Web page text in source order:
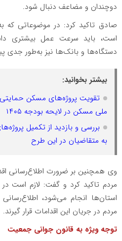
دوچندان و مضاعف دنبال شود.
صادق تاکید کرد: در موضوعاتی که
است، باید سرعت عمل بیشتری
دستگاه‌ها و بانک‌ها نیز به‌طور جدی
بیشتر بخوانید:
تقویت پروژه‌های مسکن
ملی مسکن در لایحه بودجه ۱۴۰۵
بررسی و بازدید از تکمیل
به متقاضیان در این طرح
وی همچنین بر ضرورت اطلاع‌رسانی
مردم تاکید کرد و گفت: لازم است
استان‌ها انجام می‌شود،
مردم در جریان این اقدامات قرار گیرند.
توجه ویژه به قانون جوانی جمعیت